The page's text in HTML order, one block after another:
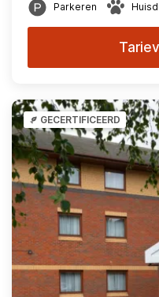
Parkeren
GECERTIFICEERD